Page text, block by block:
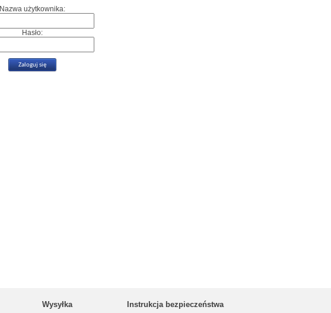
Nazwa użytkownika:
Hasło:
Wysyłka Instrukcja bezpieczeństwa